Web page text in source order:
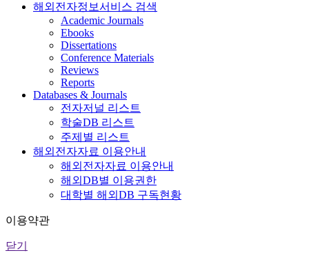
해외전자정보서비스 검색
Academic Journals
Ebooks
Dissertations
Conference Materials
Reviews
Reports
Databases & Journals
전자저널 리스트
학술DB 리스트
주제별 리스트
해외전자자료 이용안내
해외전자자료 이용안내
해외DB별 이용권한
대학별 해외DB 구독현황
이용약관
닫기